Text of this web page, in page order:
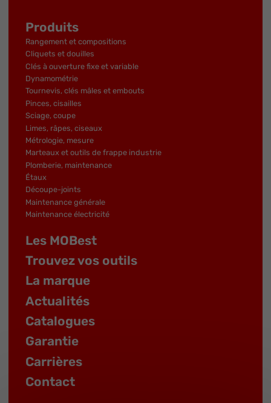
Produits
Rangement et compositions
Cliquets et douilles
Clés à ouverture fixe et variable
Dynamométrie
Tournevis, clés mâles et embouts
Pinces, cisailles
Sciage, coupe
Limes, râpes, ciseaux
Métrologie, mesure
Marteaux et outils de frappe industrie
Plomberie, maintenance
Étaux
Découpe-joints
Maintenance générale
Maintenance électricité
Les MOBest
Trouvez vos outils
La marque
Actualités
Catalogues
Garantie
Carrières
Contact